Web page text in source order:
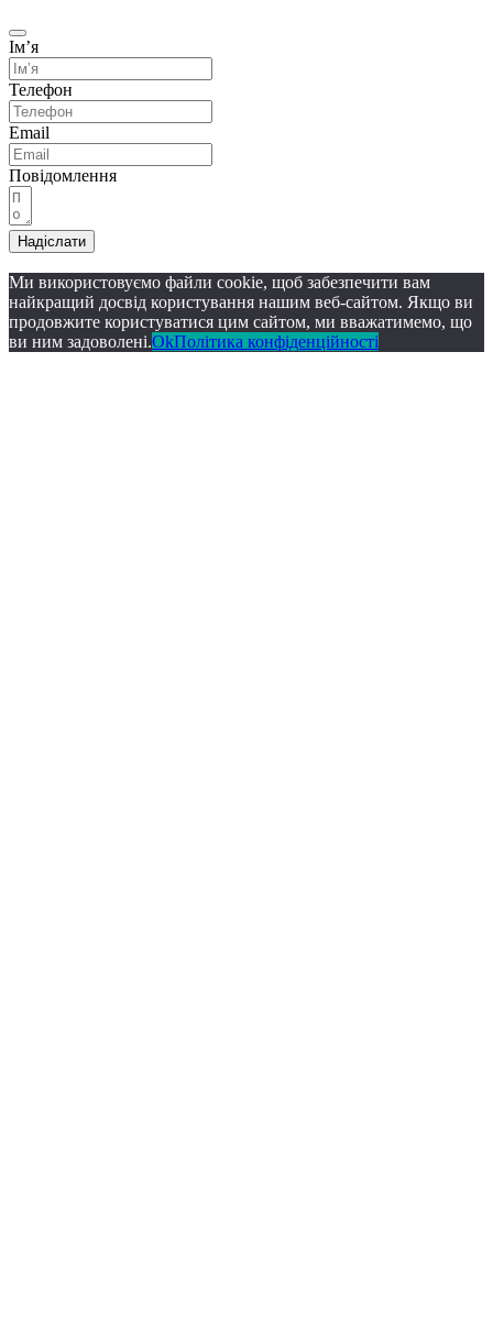
Імʼя
Телефон
Email
Повідомлення
Надіслати
Ми використовуємо файли cookie, щоб забезпечити вам
найкращий досвід користування нашим веб-сайтом. Якщо ви
продовжите користуватися цим сайтом, ми вважатимемо, що
ви ним задоволені.OkПолітика конфіденційності